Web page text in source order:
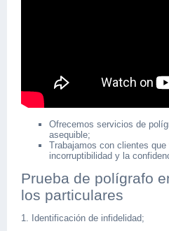
Ofrecemos servicios de
asequible;
Trabajamos con clientes
incorruptibilidad y la
Prueba de polígrafo
los particulares
1. Identificación de infidelidad;